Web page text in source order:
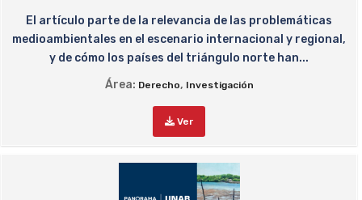
El artículo parte de la relevancia de las problemáticas
medioambientales en el escenario internacional y regional,
y de cómo los países del triángulo norte han...
Área: Derecho, Investigación
Ver